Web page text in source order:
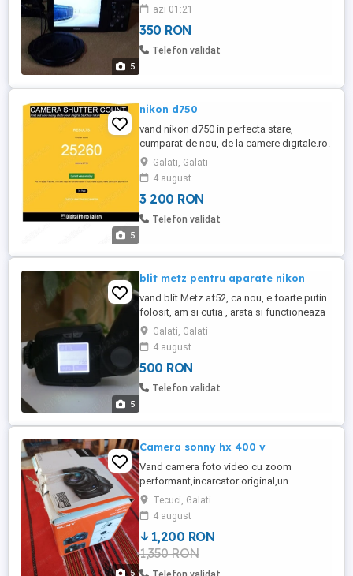
5
azi 01:21
350 RON
Telefon validat
5
nikon d750
vand nikon d750 in perfecta stare,
cumparat de nou, de la camere digitale.ro.
aparatul vine insotit de 2 carduri de 64 gb,
incarcator si baterie originale, capac si
curea. optional un obiectiv fix de 50 cu
f1.8 sau 24-120 f4 predare personala sau
70-300 f4;5,6 cadou geanta foto sau
Galati, Galati
4 august
3 200 RON
Telefon validat
5
blit metz pentru aparate nikon
vand blit Metz af52, ca nou, e foarte putin
folosit, am si cutia , arata si functioneaza
foarte bine, e pentru Nikon...predare
personala, nu trimit prin curier...
Galati, Galati
4 august
500 RON
Telefon validat
5
Camera sonny hx 400 v
Vand camera foto video cu zoom
performant,incarcator original,un
acumulator plus geanta de transport si
protectie,toate aproape noi.Am facut doar
cateva cadre ocazional,functioneaza
perfect,nu are zgomot sau defecte.Carte
utilizare tradusa in romana.Usor
negociabil. Nu trimit prin curier din motive
Tecuci, Galati
4 august
1,200 RON
1,350 RON